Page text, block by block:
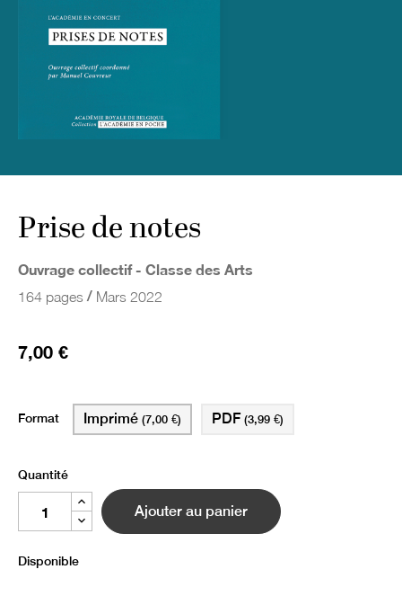
Prise de notes
Ouvrage collectif - Classe des Arts
164 pages / Mars 2022
7,00 €
Format Imprimé (7,00 €) PDF (3,99 €)
Quantité
Ajouter au panier
Disponible